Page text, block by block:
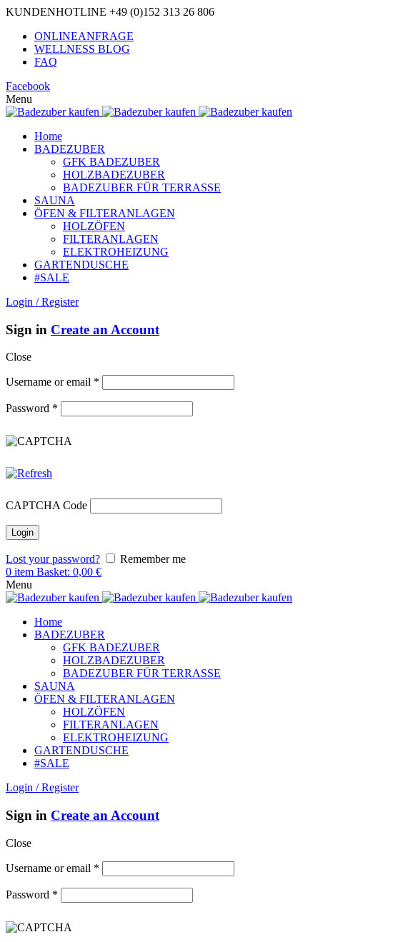
KUNDENHOTLINE +49 (0)152 313 26 806
ONLINEANFRAGE
WELLNESS BLOG
FAQ
Facebook
Menu
Home
BADEZUBER
GFK BADEZUBER
HOLZBADEZUBER
BADEZUBER FÜR TERRASSE
SAUNA
ÖFEN & FILTERANLAGEN
HOLZÖFEN
FILTERANLAGEN
ELEKTROHEIZUNG
GARTENDUSCHE
#SALE
Login / Register
Sign in Create an Account
Close
Username or email *
Password *
CAPTCHA Code
Lost your password?
Remember me
0 item Basket: 0,00 €
Menu
Home
BADEZUBER
GFK BADEZUBER
HOLZBADEZUBER
BADEZUBER FÜR TERRASSE
SAUNA
ÖFEN & FILTERANLAGEN
HOLZÖFEN
FILTERANLAGEN
ELEKTROHEIZUNG
GARTENDUSCHE
#SALE
Login / Register
Sign in Create an Account
Close
Username or email *
Password *